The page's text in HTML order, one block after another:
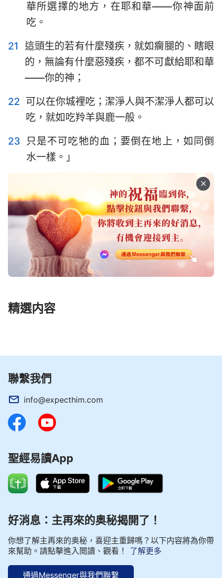
華所選擇的地方，在耶和華——你神面前
吃。
21
這頭生的若有什麼殘疾，就如瘸腿的、瞎眼
的，無論有什麼惡殘疾，都不可獻給耶和華
——你的神；
22 可以在你城裡吃；潔淨人與不潔淨人都可以
吃，就如吃羚羊與鹿一般。
23
只是不可吃牠的血；要倒在地上，如同倒
水一樣。」
精選内容
聯繫我們
info@expecthim.com
聖經易讀App
好消息：主再來的奥秘揭開了！
你想了解主再來的奥秘，喜迎主重歸嗎？以下内容將為你帶
來幫助。請點擊進入閲讀、觀看！
了解更多
通過Messenger與我們聯繫